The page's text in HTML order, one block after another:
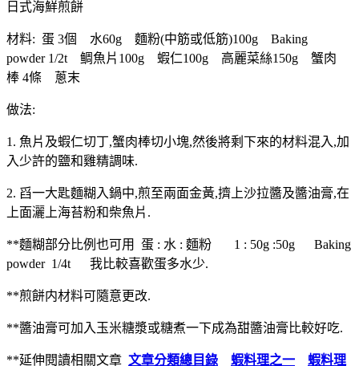
日式海鮮煎餅
材料: 蛋 3個 水60g 麵粉(中筋或低筋)100g Baking
powder 1/2t 鲷魚片100g 蝦仁100g 高麗菜絲150g 蟹肉
棒 4條 蔥末
做法:
1. 魚片及蝦仁切丁,蟹肉棒切小塊,然後將剩下來的材料混入,加
入少許的鹽和雞精調味.
2. 舀一大匙麵糊入鍋中,煎至兩面金黃,擠上沙拉醬及醬油膏,在
上面灑上海苔粉和柴魚片.
**麵糊部分比例也可用 蛋 : 水 : 麵粉 1 : 50g :50g Baking
powder 1/4t 我比較喜歡蛋多水少.
**煎餅内材料可隨意更改.
**醬油膏可加入玉米糖漿或糖煮一下成為甜醬油膏比較好吃.
**延伸閱讀相關文章 文章分類總目錄 蝦料理之一
蝦料理